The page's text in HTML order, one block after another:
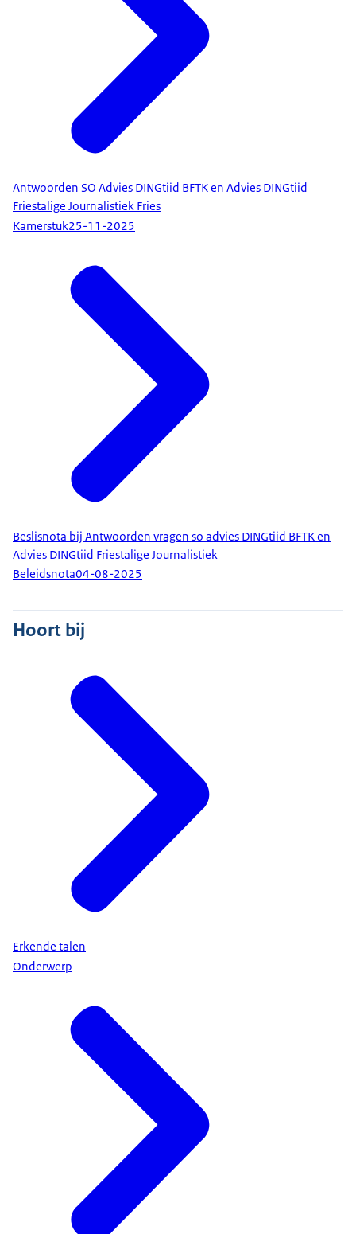
Antwoorden SO Advies DINGtiid BFTK en Advies DINGtiid
Friestalige Journalistiek Fries
Kamerstuk25-11-2025
Beslisnota bij Antwoorden vragen so advies DINGtiid BFTK en
Advies DINGtiid Friestalige Journalistiek
Beleidsnota04-08-2025
Hoort bij
Erkende talen
Onderwerp